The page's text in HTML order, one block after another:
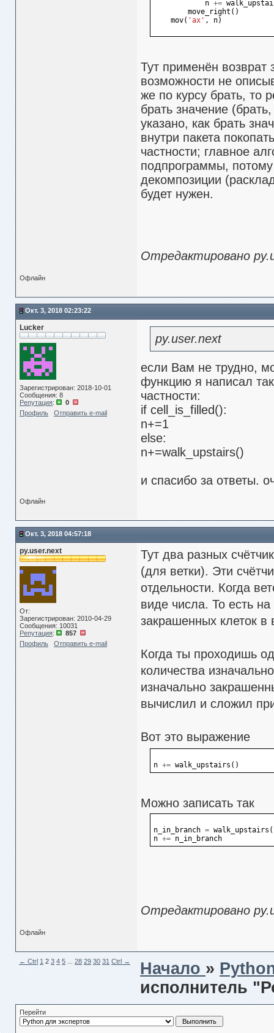
n +=
move_right ()
mov( 'ax' , n)
Тут применён возврат
возможности не
же по курсу брать, то
брать значение
указано, как брать
внутри пакета
частности; главное
подпрограммы, потому
декомпозиции
будет нужен.
Отредактировано
Офлайн
Окт. 3, 2018 02:23:22
Lucker
Зарегистрирован: 2018-10-01
Сообщения: 8
Репутация:
0
Профиль
Отправить e-mail
py.user.next
если Вам не трудно,
функцию я написал
частности:
if cell_is_filled():
n+=1
else:
n+=walk_upstairs()
и спасибо за ответы.
Офлайн
Окт. 3, 2018 04:57:18
py.user.next
От:
Зарегистрирован: 2010-04-29
Сообщения: 10031
Репутация:
857
Профиль
Отправить e-mail
Тут два разных
(для ветки). Эти
отдельности. Когда
виде числа. То есть
закрашенных клеток в
Когда ты проходишь
количества
изначально
вычислил и сложил
Вот это выражение
n += walk_upstairs ()
Можно записать так
n_in_branch = walk_upstairs
n += n_in_branch
Отредактировано
Офлайн
← Сtrl 1 2 3 4 5...28 29 30 31 Ctrl → Начало»
исполнитель
Перейти